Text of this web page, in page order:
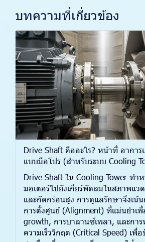
บทความที่เกี่ยวข้อง
Drive Shaft คืออะไร? หน้าที่ อาการ
แบบมือโปร (สำหรับระบบ Cooling
Drive Shaft ใน Cooling Tower ทำ
มอเตอร์ไปยังเกียร์พัดลมในสภาพแว
และกัดกร่อนสูง การดูแลรักษาจึงเน้
การตั้งศูนย์ (Alignment) ที่แม่นยำเ
growth, การบาลานซ์เพลา, และการ
ความเร็ววิกฤต (Critical Speed) เพื่